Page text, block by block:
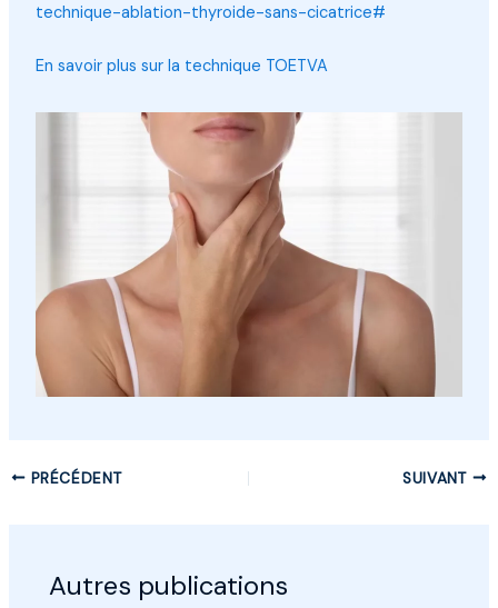
technique-ablation-thyroide-sans-cicatrice#
En savoir plus sur la technique TOETVA
PRÉCÉDENT SUIVANT
Autres publications